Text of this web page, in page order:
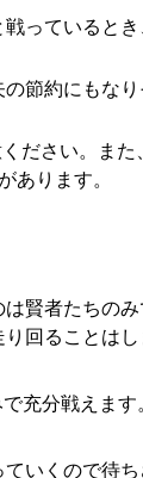
っていると
節約にもな
ださい。ま
ります。
賢者たちの
回ることはし
充分戦えます。
いくので待